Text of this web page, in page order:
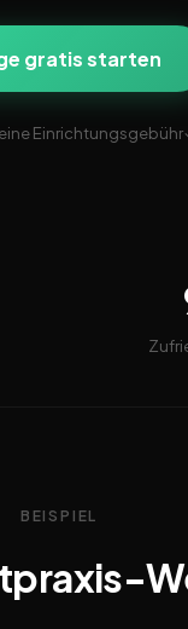
gratis starten
Einrichtungsgebühr
BEISPIEL